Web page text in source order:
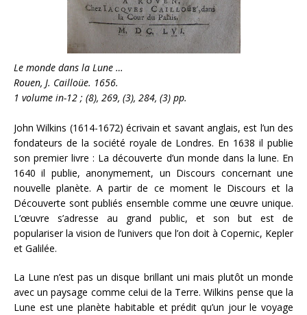
Le monde dans la Lune …
Rouen, J. Cailloüe. 1656.
1 volume in-12 ; (8), 269, (3), 284, (3) pp.
John Wilkins (1614-1672) écrivain et savant anglais, est l’un des
fondateurs de la société royale de Londres. En 1638 il publie
son premier livre : La découverte d’un monde dans la lune. En
1640 il publie, anonymement, un Discours concernant une
nouvelle planète. A partir de ce moment le Discours et la
Découverte sont publiés ensemble comme une œuvre unique.
L’œuvre s’adresse au grand public, et son but est de
populariser la vision de l’univers que l’on doit à Copernic, Kepler
et Galilée.
La Lune n’est pas un disque brillant uni mais plutôt un monde
avec un paysage comme celui de la Terre. Wilkins pense que la
Lune est une planète habitable et prédit qu’un jour le voyage